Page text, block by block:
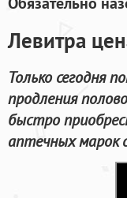
Левитра
Только сегодня
продления
быстро
аптечных марок